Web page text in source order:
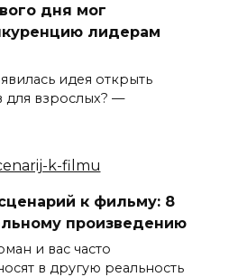
дня мог
лидерам
идея открыть
для взрослых? —
к фильму: 8
произведению
и вас часто
в другую реальность